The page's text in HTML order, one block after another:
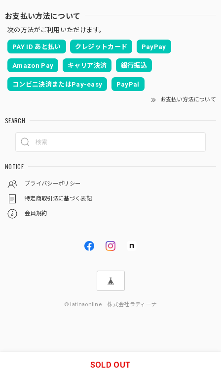
お支払い方法について
次の方法がご利用いただけます。
PAY ID あと払い クレジットカード PayPay
Amazon Pay キャリア決済 銀行振込
コンビニ決済またはPay-easy PayPal
お支払い方法について
SEARCH
NOTICE
プライバシーポリシー
特定商取引法に基づく表記
会員規約
© latinaonline 株式会社ラティーナ
SOLD OUT